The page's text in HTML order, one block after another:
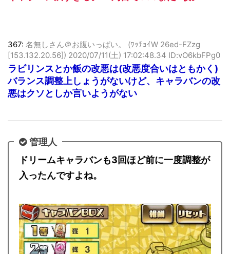
367:名無しさん＠お腹いっぱい。 (ﾜｯﾁｮｲW 26ed-FZzg
[153.132.20.56]) 2020/07/11(土) 17:02:48.34 ID:vO6kbFPg0
ラビリンスとか飯の改悪は(改悪度合いはともかく)
バランス調整上しょうがないけど、キャラバンの改
ドリームキャラバンも3回ほど前に一度調整が